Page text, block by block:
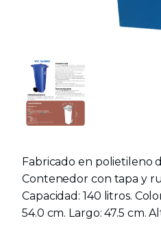
Fabricado en polietileno
Contenedor con tapa y
Capacidad: 140 litros.
54.0 cm. Largo: 47.5 cm.